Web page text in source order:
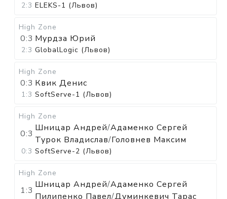
2:3 ELEKS-1 (Львов)
High Zone
0:3 Мурдза Юрий
2:3 GlobalLogic (Львов)
High Zone
0:3 Квик Денис
1:3 SoftServe-1 (Львов)
High Zone
0:3
Шницар Андрей/Адаменко Сергей
Турок Владислав/Головнев Максим
0:3 SoftServe-2 (Львов)
High Zone
1:3
Шницар Андрей/Адаменко Сергей
Пилипенко Павел/Думинкевич Тарас